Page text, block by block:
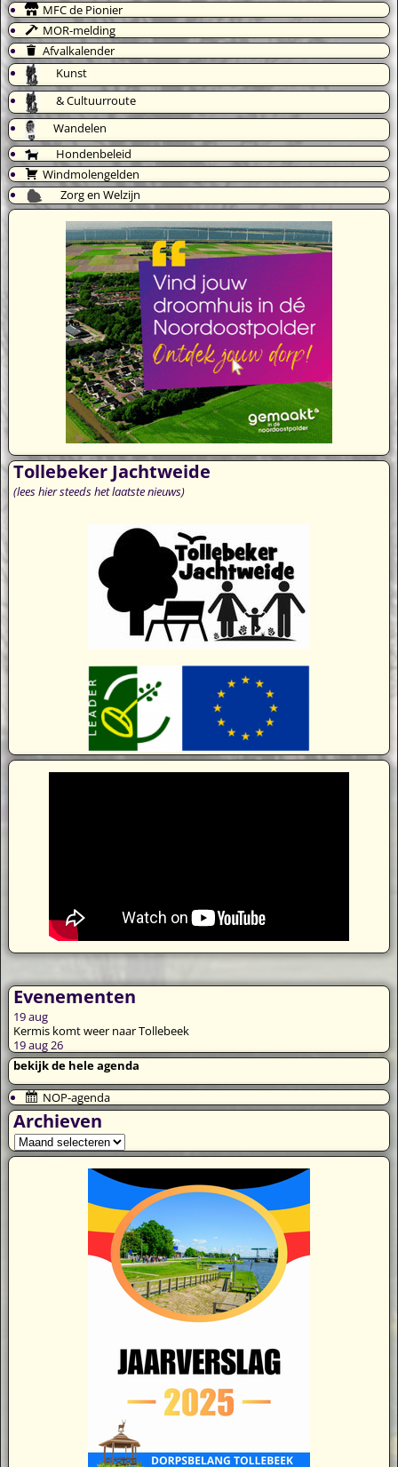
MFC de Pionier
MOR-melding
Afvalkalender
Kunst
& Cultuurroute
Wandelen
Hondenbeleid
Windmolengelden
Zorg en Welzijn
Tollebeker Jachtweide
(lees hier steeds het laatste nieuws)
Evenementen
19aug
Kermis komt weer naar Tollebeek
19 aug 26
bekijk de hele agenda
NOP-agenda
Archieven